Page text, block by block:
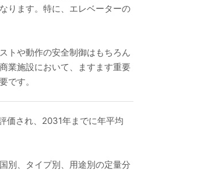
ります。特に、エレベーターの
トや動作の安全制御はもちろん
業施設において、ますます重要
です。
価され、2031年までに年平均
別、タイプ別、用途別の定量分